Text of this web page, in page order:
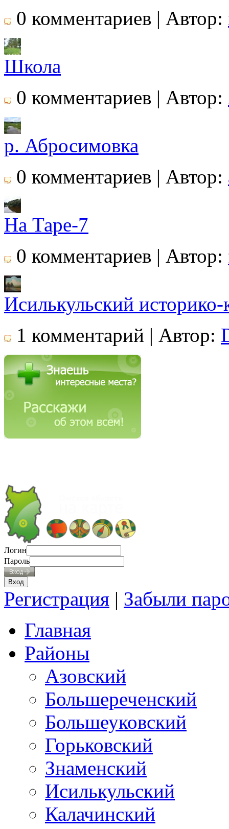
0 комментариев | Автор:
Школа
0 комментариев | Автор:
р. Абросимовка
0 комментариев | Автор:
На Таре-7
0 комментариев | Автор:
Исилькульский
1 комментарий | Автор:
Логин
Пароль
Регистрация | Забыли
Главная
Районы
Азовский
Большереченский
Большеуковский
Горьковский
Знаменский
Исилькульский
Калачинский